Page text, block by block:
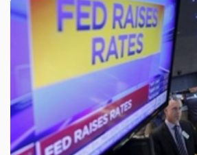
chính